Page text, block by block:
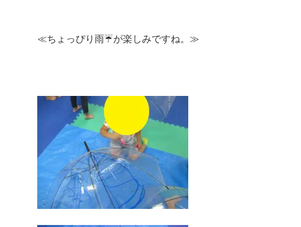
≪ちょっぴり雨☔が楽しみですね。≫